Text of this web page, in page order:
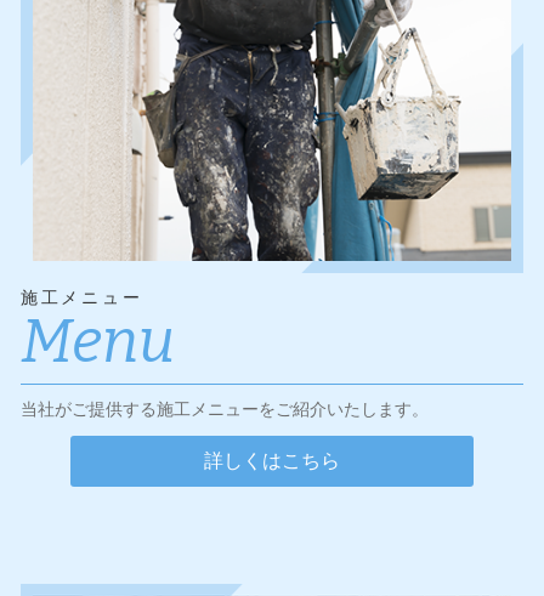
施工メニュー
Menu
当社がご提供する施工メニューをご紹介いたします。
詳しくはこちら